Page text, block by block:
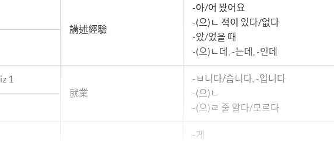
講述經驗
-아/어 봤어요
-(으)ㄴ 적이 있다/없다
-았/었을 때
-(으)ㄴ데, -는데, -인데
1
就業
-ㅂ니다/습니다, -입니다
-(으)ㄴ
-(으)ㄹ 줄 알다/모르다
-게